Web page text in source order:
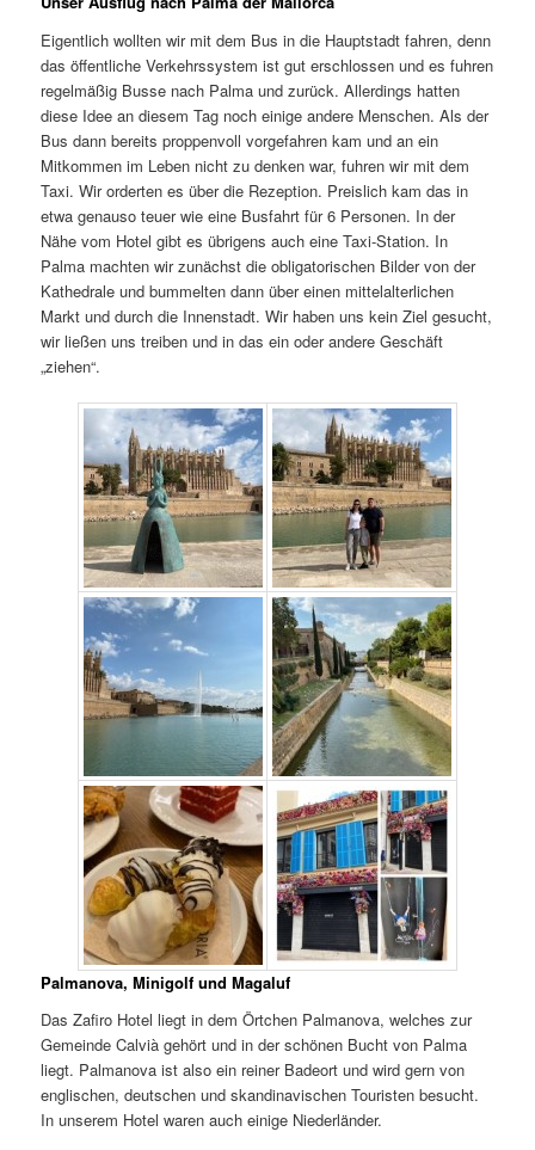
Eigentlich wollten wir mit dem Bus in die Hauptstadt fahren, denn
das öffentliche Verkehrssystem ist gut erschlossen und es fuhren
regelmäßig Busse nach Palma und zurück. Allerdings hatten
diese Idee an diesem Tag noch einige andere Menschen. Als der
Bus dann bereits proppenvoll vorgefahren kam und an ein
Mitkommen im Leben nicht zu denken war, fuhren wir mit dem
Taxi. Wir orderten es über die Rezeption. Preislich kam das in
etwa genauso teuer wie eine Busfahrt für 6 Personen. In der
Nähe vom Hotel gibt es übrigens auch eine Taxi-Station. In
Palma machten wir zunächst die obligatorischen Bilder von der
Kathedrale und bummelten dann über einen mittelalterlichen
Markt und durch die Innenstadt. Wir haben uns kein Ziel gesucht,
wir ließen uns treiben und in das ein oder andere Geschäft
„ziehen“.
Palmanova, Minigolf und Magaluf
Das Zafiro Hotel liegt in dem Örtchen Palmanova, welches zur
Gemeinde Calvià gehört und in der schönen Bucht von Palma
liegt. Palmanova ist also ein reiner Badeort und wird gern von
englischen, deutschen und skandinavischen Touristen besucht.
In unserem Hotel waren auch einige Niederländer.